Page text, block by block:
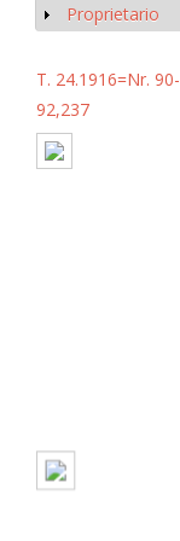
Mostrar
Proprietario
T. 24.1916=Nr. 90-
92,237